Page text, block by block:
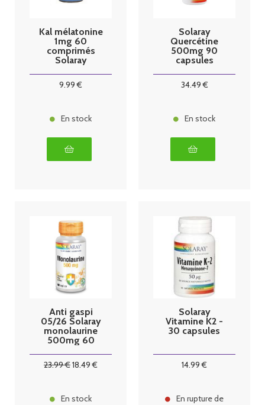
Kal mélatonine
1mg 60
comprimés
Solaray
9.99 €
En stock
Solaray
Quercétine
500mg 90
capsules
34.49€
En stock
Anti gaspi
05/26 Solaray
monolaurine
500mg 60
23.99€18.49 €
En stock
Solaray
Vitamine K2 -
30 capsules
14.99 €
En rupture de